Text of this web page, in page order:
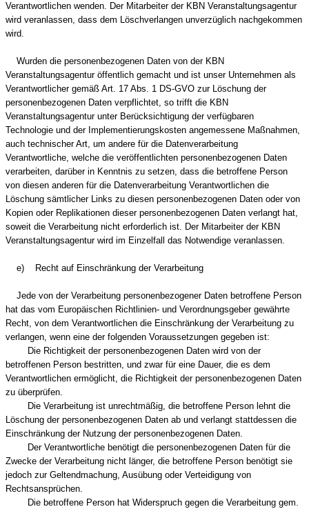
Verantwortlichen wenden. Der Mitarbeiter der KBN Veranstaltungsagentur
wird veranlassen, dass dem Löschverlangen unverzüglich nachgekommen
wird.
Wurden die personenbezogenen Daten von der KBN
Veranstaltungsagentur öffentlich gemacht und ist unser Unternehmen als
Verantwortlicher gemäß Art. 17 Abs. 1 DS-GVO zur Löschung der
personenbezogenen Daten verpflichtet, so trifft die KBN
Veranstaltungsagentur unter Berücksichtigung der verfügbaren
Technologie und der Implementierungskosten angemessene Maßnahmen,
auch technischer Art, um andere für die Datenverarbeitung
Verantwortliche, welche die veröffentlichten personenbezogenen Daten
verarbeiten, darüber in Kenntnis zu setzen, dass die betroffene Person
von diesen anderen für die Datenverarbeitung Verantwortlichen die
Löschung sämtlicher Links zu diesen personenbezogenen Daten oder von
Kopien oder Replikationen dieser personenbezogenen Daten verlangt hat,
soweit die Verarbeitung nicht erforderlich ist. Der Mitarbeiter der KBN
Veranstaltungsagentur wird im Einzelfall das Notwendige veranlassen.
e) Recht auf Einschränkung der Verarbeitung
Jede von der Verarbeitung personenbezogener Daten betroffene Person
hat das vom Europäischen Richtlinien- und Verordnungsgeber gewährte
Recht, von dem Verantwortlichen die Einschränkung der Verarbeitung zu
verlangen, wenn eine der folgenden Voraussetzungen gegeben ist:
Die Richtigkeit der personenbezogenen Daten wird von der
betroffenen Person bestritten, und zwar für eine Dauer, die es dem
Verantwortlichen ermöglicht, die Richtigkeit der personenbezogenen Daten
zu überprüfen.
Die Verarbeitung ist unrechtmäßig, die betroffene Person lehnt die
Löschung der personenbezogenen Daten ab und verlangt stattdessen die
Einschränkung der Nutzung der personenbezogenen Daten.
Der Verantwortliche benötigt die personenbezogenen Daten für die
Zwecke der Verarbeitung nicht länger, die betroffene Person benötigt sie
jedoch zur Geltendmachung, Ausübung oder Verteidigung von
Rechtsansprüchen.
Die betroffene Person hat Widerspruch gegen die Verarbeitung gem.